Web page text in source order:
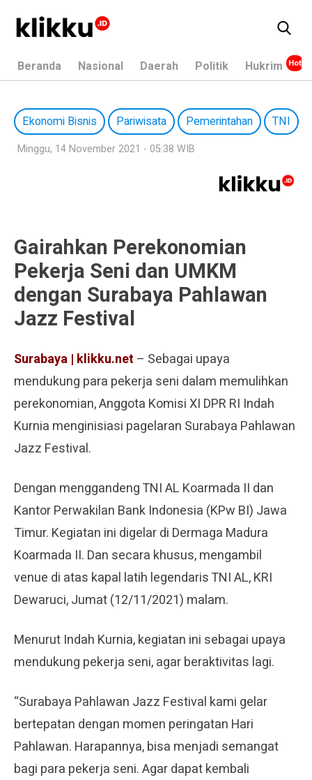
Beranda Nasional Daerah Politik Hukrim
Ekonomi Bisnis Pariwisata Pemerintahan TNI
Minggu, 14 November 2021 - 05:38 WIB
Gairahkan Perekonomian
Pekerja Seni dan UMKM
dengan Surabaya Pahlawan
Jazz Festival
Surabaya | klikku.net – Sebagai upaya
mendukung para pekerja seni dalam memulihkan
perekonomian, Anggota Komisi XI DPR RI Indah
Kurnia menginisiasi pagelaran Surabaya Pahlawan
Jazz Festival.
Dengan menggandeng TNI AL Koarmada II dan
Kantor Perwakilan Bank Indonesia (KPw BI) Jawa
Timur. Kegiatan ini digelar di Dermaga Madura
Koarmada II. Dan secara khusus, mengambil
venue di atas kapal latih legendaris TNI AL, KRI
Dewaruci, Jumat (12/11/2021) malam.
Menurut Indah Kurnia, kegiatan ini sebagai upaya
mendukung pekerja seni, agar beraktivitas lagi.
“Surabaya Pahlawan Jazz Festival kami gelar
bertepatan dengan momen peringatan Hari
Pahlawan. Harapannya, bisa menjadi semangat
bagi para pekerja seni. Agar dapat kembali